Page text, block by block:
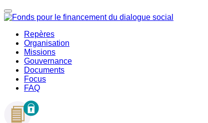
Repères
Organisation
Missions
Gouvernance
Documents
Focus
FAQ